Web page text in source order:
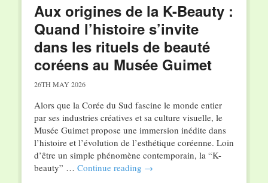
Aux origines de la K-Beauty :
Quand l’histoire s’invite
dans les rituels de beauté
coréens au Musée Guimet
26TH MAY 2026
Alors que la Corée du Sud fascine le monde entier
par ses industries créatives et sa culture visuelle, le
Musée Guimet propose une immersion inédite dans
l’histoire et l’évolution de l’esthétique coréenne. Loin
d’être un simple phénomène contemporain, la “K-
beauty” … Continue reading →